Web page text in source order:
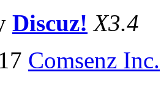
Discuz! X3.4
Comsenz Inc.